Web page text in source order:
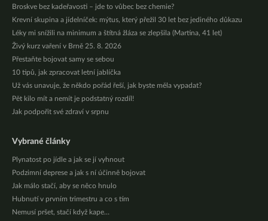
Broskve bez kadeřavosti – jde to vůbec bez chemie?
Krevní skupina a jídelníček: mýtus, který přežil 30 let bez jediného důkazu
Léky mi snížili na minimum a štítná žláza se zlepšila (Martina, 41 let)
Živý kurz vaření v Brně 25. 8. 2026
Přestaňte bojovat samy se sebou
10 tipů, jak zpracovat letní jablíčka
Už vás unavuje, že někdo pořád řeší, jak byste měla vypadat?
Pět kilo mít a nemít je podstatný rozdíl!
Jak podpořit své zdraví v srpnu
Vybrané články
Plynatost po jídle a jak se jí vyhnout
Podzimní deprese a jak s ní účinně bojovat
Jak málo stačí, aby se něco hnulo
Hubnutí v prvním trimestru a co s tím
Nemusí pršet, stačí když kape…